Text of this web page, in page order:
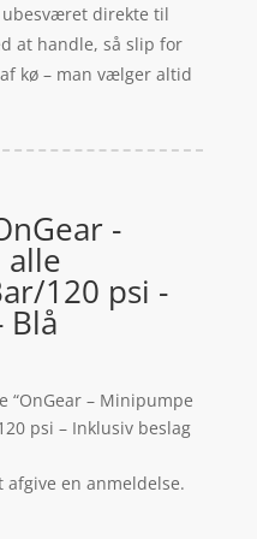
ubesværet direkte til
at handle, så slip for
kø – man vælger altid
-
alle
120 psi -
Blå
– Minipumpe
psi – Inklusiv beslag
afgive en anmeldelse.